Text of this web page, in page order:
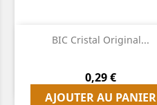
BIC Cristal Original...
Prix
0,29 €
AJOUTER AU PANIER
 Aperçu rapide